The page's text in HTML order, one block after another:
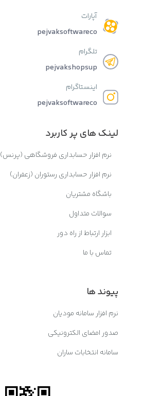
آپارات
pejvaksoftwareco
تلگرام
pejvakshopsup
اینستاگرام
pejvaksoftwareco
لینک های پر کاربرد
نرم افزار حسابداری فروشگاهی (پرنس)
نرم افزار حسابداری رستوران (زعفران)
باشگاه مشتریان
سوالات متداول
ابزار ارتباط از راه دور
تماس با ما
پیوند ها
نرم افزار سامانه مودیان
صدور امضای الکترونیکی
سامانه انتخابات ساران